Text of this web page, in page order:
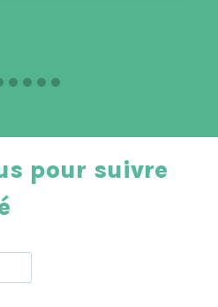
pour suivre